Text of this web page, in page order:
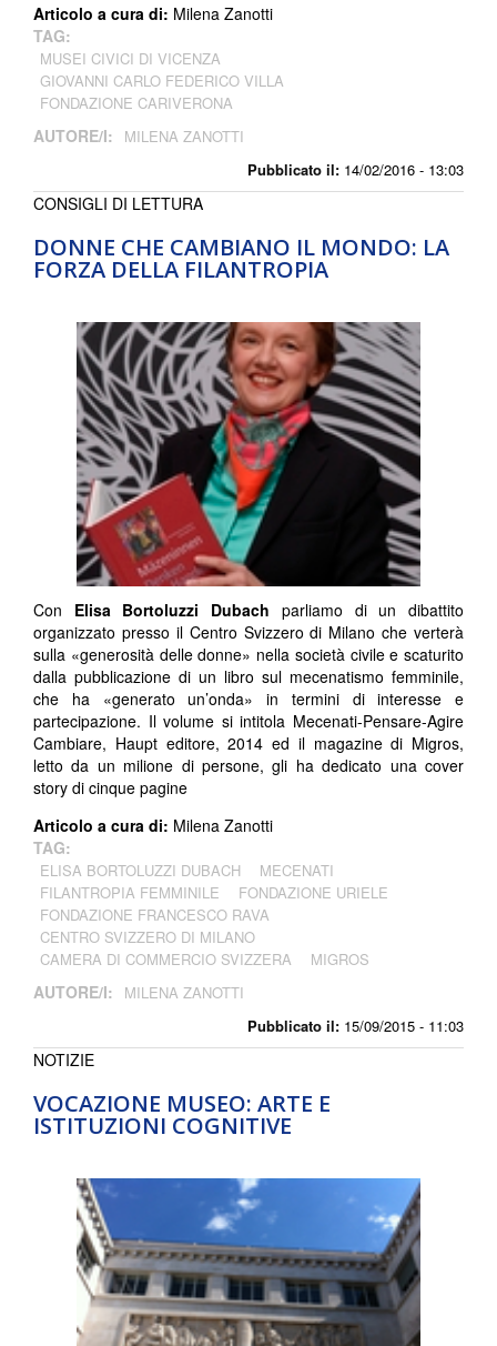
Pubblicato il: 14/02/2016 - 13:03
Articolo a cura di: Milena Zanotti
TAG:
MUSEI CIVICI DI VICENZA
GIOVANNI CARLO FEDERICO VILLA
FONDAZIONE CARIVERONA
AUTORE/I: MILENA ZANOTTI
DONNE CHE CAMBIANO IL MONDO: LA
FORZA DELLA FILANTROPIA
Pubblicato il: 15/09/2015 - 11:03
CONSIGLI DI LETTURA
Con Elisa Bortoluzzi Dubach parliamo di un dibattito
organizzato presso il Centro Svizzero di Milano che verterà
sulla «generosità delle donne» nella società civile e scaturito
dalla pubblicazione di un libro sul mecenatismo femminile,
che ha «generato un’onda» in termini di interesse e
partecipazione. Il volume si intitola Mecenati-Pensare-Agire
Cambiare, Haupt editore, 2014 ed il magazine di Migros,
letto da un milione di persone, gli ha dedicato una cover
story di cinque pagine
Articolo a cura di: Milena Zanotti
TAG:
ELISA BORTOLUZZI DUBACH
MECENATI
FILANTROPIA FEMMINILE
FONDAZIONE URIELE
FONDAZIONE FRANCESCO RAVA
CENTRO SVIZZERO DI MILANO
CAMERA DI COMMERCIO SVIZZERA
MIGROS
AUTORE/I: MILENA ZANOTTI
VOCAZIONE MUSEO: ARTE E
ISTITUZIONI COGNITIVE
NOTIZIE